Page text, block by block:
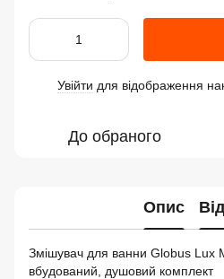
Увійти для відображення
До обраного
Опис
Змішувач для ванни Globus Lux
вбудований, душовий комплект